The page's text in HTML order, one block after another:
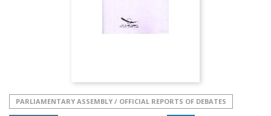
PARLIAMENTARY ASSEMBLY / OFFICIAL REPORTS OF DEBATES